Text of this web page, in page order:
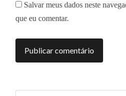
Salvar meus dados neste
que eu comentar.